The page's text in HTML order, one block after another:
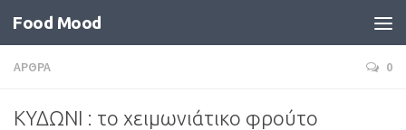
Food Mood
ΑΡΘΡΑ 0
ΚΥΔΩΝΙ : το χειμωνιάτικο φρούτο